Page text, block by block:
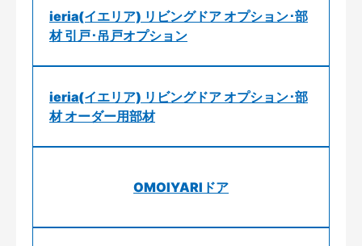
ieria(イエリア) リビングドア オプション･部
材 引戸･吊戸オプション
ieria(イエリア) リビングドア オプション･部
材 オーダー用部材
OMOIYARIドア